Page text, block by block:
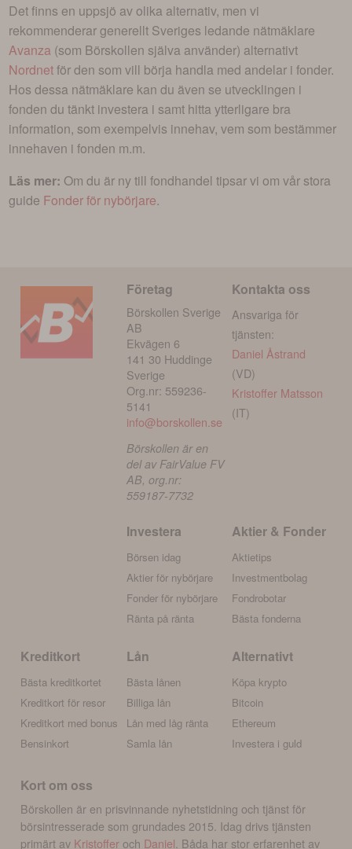
Det finns en uppsjö av olika alternativ, men vi
rekommenderar generellt Sveriges ledande nätmäklare
Avanza (som Börskollen själva använder) alternativt
Nordnetför den som vill börja handla med andelar ifonder.
Hos dessa nätmäklare kan du även se utvecklingen i
fonden du tänkt investera i samt hitta ytterligare bra
information, som exempelvis innehav, vem som bestämmer
innehaven i fonden m.m.
Läs mer: Om du är ny till fondhandel tipsar vi om vår stora
guide Fonder för nybörjare.
Företag
Börskollen Sverige
AB
Ekvägen 6
141 30 Huddinge
Sverige
Org.nr: 559236-
5141
info@borskollen.se
Börskollen är en
del av FairValue FV
AB, org.nr:
559187-7732
Kontakta oss
Ansvariga för
tjänsten:
Daniel Åstrand
(VD)
Kristoffer Matsson
(IT)
Investera
Börsen idag
Aktier för nybörjare
Fonder för nybörjare
Ränta på ränta
Aktier & Fonder
Aktietips
Investmentbolag
Fondrobotar
Bästa fonderna
Kreditkort
Bästa kreditkortet
Kreditkort för resor
Kreditkort med bonus
Bensinkort
Lån
Bästa lånen
Billiga lån
Lån med låg ränta
Samla lån
Alternativt
Köpa krypto
Bitcoin
Ethereum
Investera i guld
Kort om oss
Börskollen är en prisvinnande nyhetstidning och tjänst för
börsintresserade som grundades 2015. Idag drivs tjänsten
primärt av Kristoffer och Daniel . Båda har stor erfarenhet av